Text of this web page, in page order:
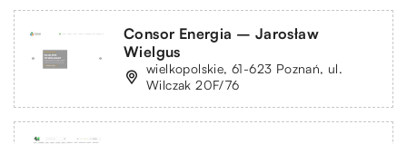
Consor Energia – Jarosław
Wielgus
wielkopolskie, 61-623 Poznań, ul.
Wilczak 20F/76